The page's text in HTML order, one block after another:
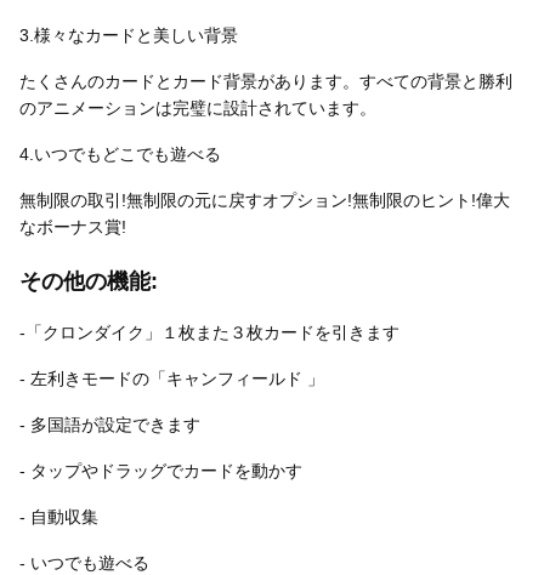
3.様々なカードと美しい背景
たくさんのカードとカード背景があります。すべての背景と勝利
のアニメーションは完璧に設計されています。
4.いつでもどこでも遊べる
無制限の取引!無制限の元に戻すオプション!無制限のヒント!偉大
なボーナス賞!
その他の機能:
-「クロンダイク」１枚また３枚カードを引きます
- 左利きモードの「キャンフィールド 」
- 多国語が設定できます
- タップやドラッグでカードを動かす
- 自動収集
- いつでも遊べる